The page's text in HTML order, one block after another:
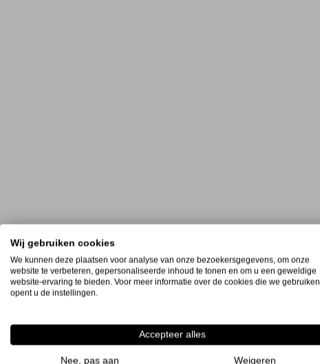
Wij gebruiken cookies
We kunnen deze plaatsen voor analyse van onze bezoekersgegevens, om onze
website te verbeteren, gepersonaliseerde inhoud te tonen en om u een geweldige
website-ervaring te bieden. Voor meer informatie over de cookies die we gebruiken
opent u de instellingen.
Accepteer alles
Nee, pas aan Weigeren